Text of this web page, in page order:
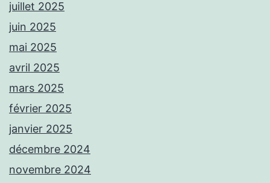
juillet 2025
juin 2025
mai 2025
avril 2025
mars 2025
février 2025
janvier 2025
décembre 2024
novembre 2024